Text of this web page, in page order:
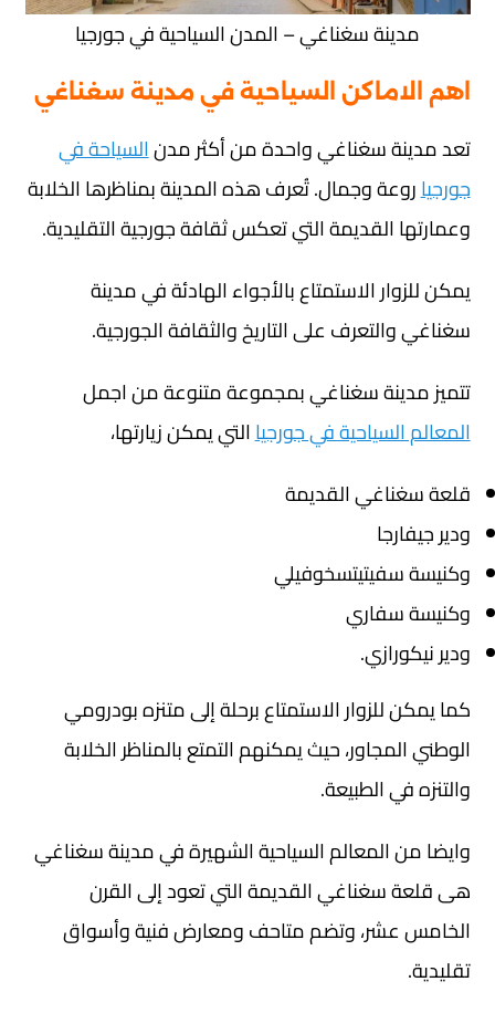
مدينة سغناغي – المدن السياحية في جورجيا
اهم الاماكن السياحية في مدينة سغناغي
تعد مدينة سغناغي واحدة من أكثر مدنالسياحة في
جورجياروعة وجمال. تُعرف هذه المدينة بمناظرها الخلابة
وعمارتها القديمة التي تعكس ثقافة جورجية التقليدية.
يمكن للزوار الاستمتاع بالأجواء الهادئة في مدينة
سغناغي والتعرف على التاريخ والثقافة الجورجية.
تتميز مدينة سغناغي بمجموعة متنوعة من اجمل
المعالم السياحية في جورجياالتي يمكن زيارتها،
قلعة سغناغي القديمة
ودير جيفارجا
وكنيسة سفيتيتسخوفيلي
وكنيسة سفاري
ودير نيكورازي.
كما يمكن للزوار الاستمتاع برحلة إلى متنزه بودرومي
الوطني المجاور، حيث يمكنهم التمتع بالمناظر الخلابة
والتنزه في الطبيعة.
وايضا من المعالم السياحية الشهيرة في مدينة سغناغي
هى قلعة سغناغي القديمة التي تعود إلى القرن
الخامس عشر، وتضم متاحف ومعارض فنية وأسواق
تقليدية.